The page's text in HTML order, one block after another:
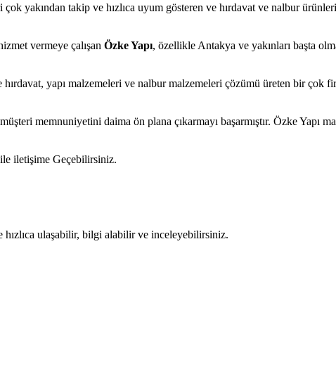
yakından takip ve hızlıca uyum gösteren ve hırdavat ve nalbur
vermeye çalışan Özke Yapı, özellikle Antakya ve yakınları başta
yapı malzemeleri ve nalbur malzemeleri çözümü üreten bir çok
memnuniyetini daima ön plana çıkarmayı başarmıştır. Özke Yapı
ile iletişime Geçebilirsiniz.
ulaşabilir, bilgi alabilir ve inceleyebilirsiniz.